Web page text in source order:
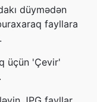
düymədən
fayllara
üçün 'Çevir'